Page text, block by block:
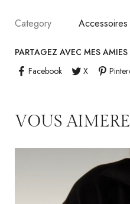
Category Accessoires
PARTAGEZ AVEC MES AMIES
Facebook
X
VOUS